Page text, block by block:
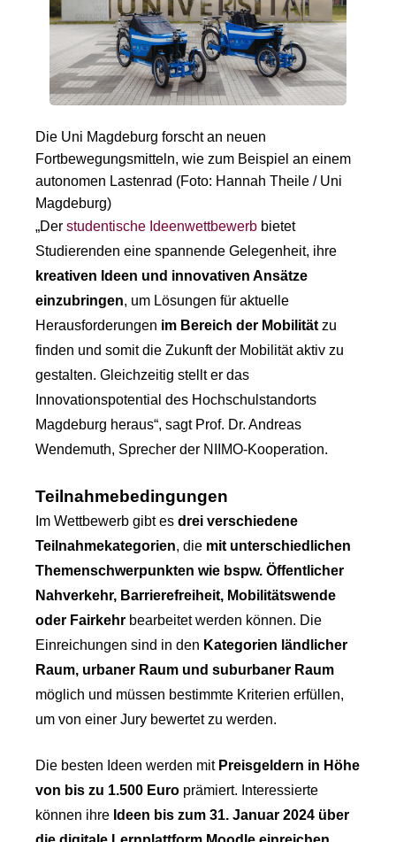
Die Uni Magdeburg forscht an neuen
Fortbewegungsmitteln, wie zum Beispiel an einem
autonomen Lastenrad (Foto: Hannah Theile / Uni
Magdeburg)
„Der studentische Ideenwettbewerb bietet
Studierenden eine spannende Gelegenheit, ihre
kreativen Ideen und innovativen Ansätze
einzubringen, um Lösungen für aktuelle
Herausforderungen im Bereich der Mobilität zu
finden und somit die Zukunft der Mobilität aktiv zu
gestalten. Gleichzeitig stellt er das
Innovationspotential des Hochschulstandorts
Magdeburg heraus“, sagt Prof. Dr. Andreas
Wendemuth, Sprecher der NIIMO-Kooperation.
Teilnahmebedingungen
Im Wettbewerb gibt es drei verschiedene
Teilnahmekategorien, die mit unterschiedlichen
Themenschwerpunkten wie bspw. Öffentlicher
Nahverkehr, Barrierefreiheit, Mobilitätswende
oder Fairkehr bearbeitet werden können. Die
Einreichungen sind in den Kategorien ländlicher
Raum, urbaner Raum und suburbaner Raum
möglich und müssen bestimmte Kriterien erfüllen,
um von einer Jury bewertet zu werden.
Die besten Ideen werden mit Preisgeldern in Höhe
von bis zu 1.500 Euro prämiert. Interessierte
können ihre Ideen bis zum 31. Januar 2024 über